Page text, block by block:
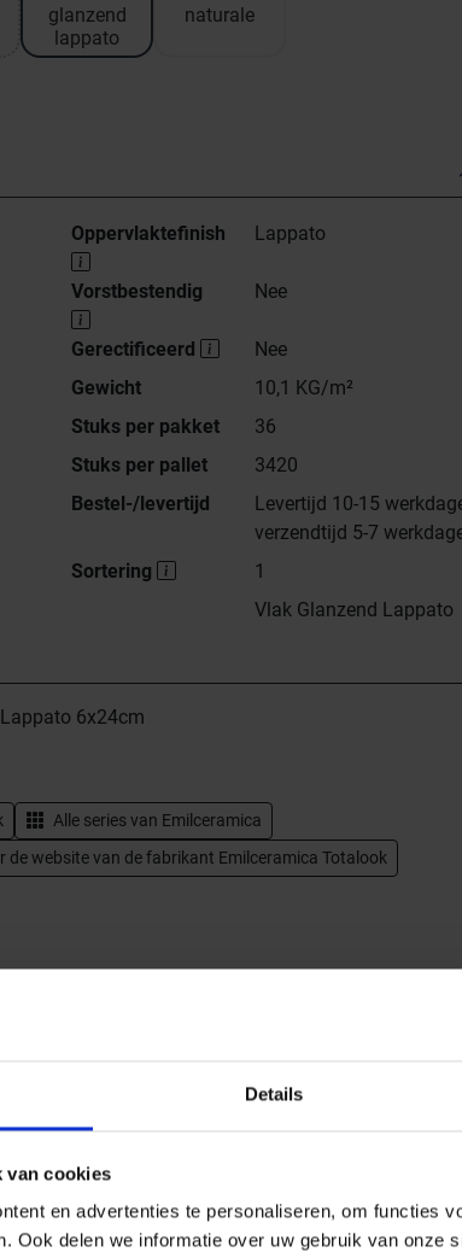
Details
van cookies
en advertenties te personaliseren, om functies
Ook delen we informatie over uw gebruik van onze
glanzend
lappato
naturale
Oppervlaktefinish Lappato
Vorstbestendig Nee
Gerectificeerd
Nee
Gewicht
10,1 KG/m²
Stuks per pakket
36
Stuks per pallet
3420
Bestel-/levertijd
Levertijd 10-15
verzendtijd 5-7
Sortering
1
Vlak Glanzend Lappato
6x24cm
Alle series van Emilceramica
de website van de fabrikant Emilceramica Totalook
Next